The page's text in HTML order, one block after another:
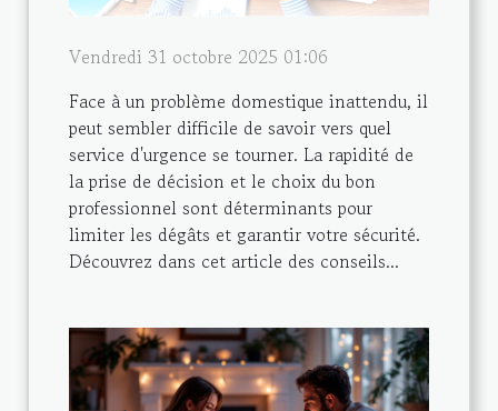
Vendredi 31 octobre 2025 01:06
Face à un problème domestique inattendu, il
peut sembler difficile de savoir vers quel
service d'urgence se tourner. La rapidité de
la prise de décision et le choix du bon
professionnel sont déterminants pour
limiter les dégâts et garantir votre sécurité.
Découvrez dans cet article des conseils...